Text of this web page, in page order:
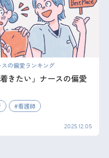
の偏愛ランキング
きたい」ナースの偏愛
看護師
2025.12.05